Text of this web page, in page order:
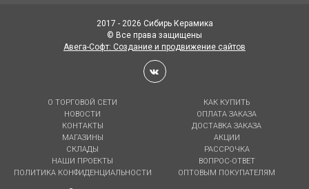
2017 - 2026 Сибирь Керамика
© Все права защищены
Авега-Софт: Создание и продвижение сайтов
О ТОРГОВОЙ СЕТИ
НОВОСТИ
КОНТАКТЫ
МАГАЗИНЫ
СКЛАДЫ
НАШИ ПРОЕКТЫ
ПОЛИТИКА КОНФИДЕНЦИАЛЬНОСТИ
КАК КУПИТЬ
ОПЛАТА ЗАКАЗА
ДОСТАВКА ЗАКАЗА
АКЦИИ
РАССРОЧКА
ВОПРОС-ОТВЕТ
ОПТОВЫМ ПОКУПАТЕЛЯМ